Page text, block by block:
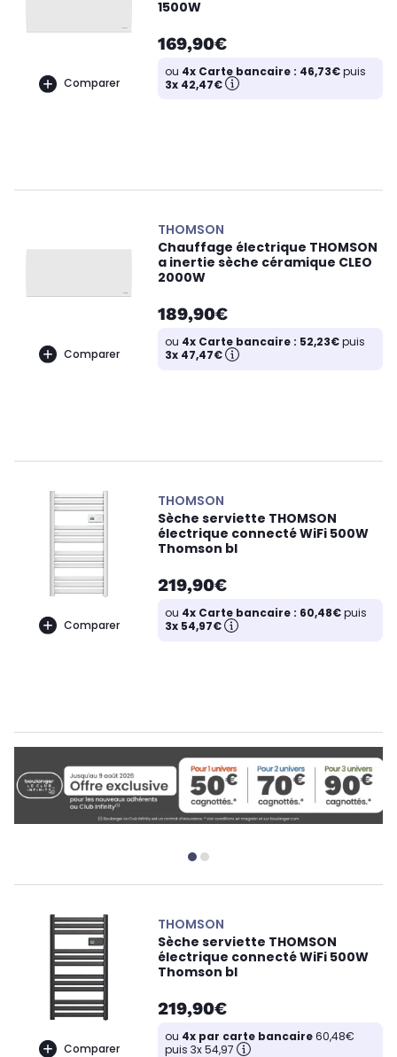
Comparer
1500W
169,90€
ou 4x Carte bancaire : 46,73€puis
3x 42,47€
Comparer
THOMSON
Chauffage électrique THOMSON
a inertie sèche céramique CLEO
2000W
189,90€
ou 4x Carte bancaire : 52,23€puis
3x 47,47€
Comparer
THOMSON
Sèche serviette THOMSON
électrique connecté WiFi 500W
Thomson bl
219,90€
ou 4x Carte bancaire : 60,48€puis
3x 54,97€
Comparer
THOMSON
Sèche serviette THOMSON
électrique connecté WiFi 500W
Thomson bl
219,90€
ou 4x par carte bancaire60,48€
puis 3x 54,97